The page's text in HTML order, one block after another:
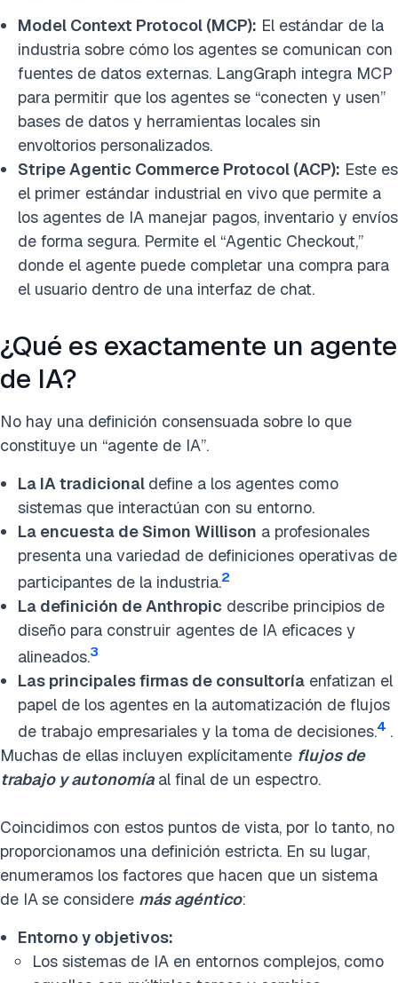
Model Context Protocol (MCP): El estándar de la
industria sobre cómo los agentes se comunican con
fuentes de datos externas. LangGraph integra MCP
para permitir que los agentes se “conecten y usen”
bases de datos y herramientas locales sin
envoltorios personalizados.
Stripe Agentic Commerce Protocol (ACP): Este es
el primer estándar industrial en vivo que permite a
los agentes de IA manejar pagos, inventario y envíos
de forma segura. Permite el “Agentic Checkout,”
donde el agente puede completar una compra para
el usuario dentro de una interfaz de chat.
¿Qué es exactamente un agente
de IA?
No hay una definición consensuada sobre lo que
constituye un “agente de IA”.
La IA tradicional define a los agentes como
sistemas que interactúan con su entorno.
La encuesta de Simon Willison a profesionales
presenta una variedad de definiciones operativas de
participantes de la industria.2
La definición de Anthropic describe principios de
diseño para construir agentes de IA eficaces y
alineados.3
Las principales firmas de consultoría enfatizan el
papel de los agentes en la automatización de flujos
de trabajo empresariales y la toma de decisiones.4 .
Muchas de ellas incluyen explícitamente flujos de
trabajo y autonomíaal final de un espectro.
Coincidimos con estos puntos de vista, por lo tanto, no
proporcionamos una definición estricta. En su lugar,
enumeramos los factores que hacen que un sistema
de IAse considere más agéntico:
Entorno y objetivos:
Los sistemas de IA en entornos complejos, como